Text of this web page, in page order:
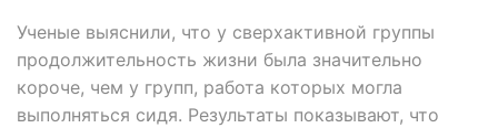
Ученые выяснили, что у сверхактивной группы
продолжительность жизни была значительно
короче, чем у групп, работа которых могла
выполняться сидя. Результаты показывают, что